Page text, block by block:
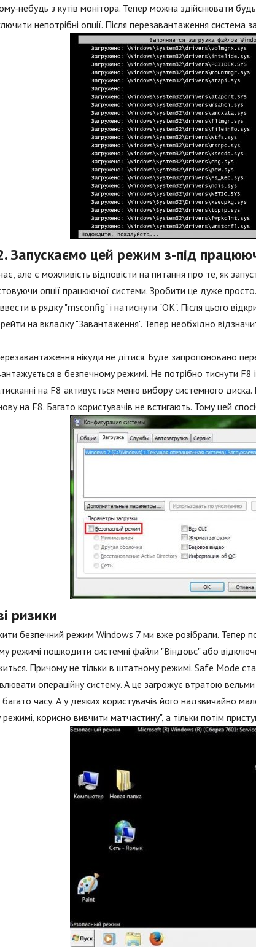
небудь з кутів монітора. Тепер можна здійснювати
непотрібні опції. Після перезавантаження система
Запускаємо цей режим з-під
але є можливість відповісти на питання про те, як
опції працюючої системи. Зробити це дуже
в рядку "msconfig" і натиснути "ОК". Після цього
на вкладку "Завантаження". Тепер необхідно
нікуди не дітися. Буде запропоновано
в безпечному режимі. Не потрібно тиснути
на F8 активується меню вибору системного
на F8. Багато користувачів не встигають. Тому цей
ризики
безпечний режим Windows 7 ми вже розібрали. Тепер
режимі пошкодити системні файли "Віндовс" або
Причому не тільки в штатному режимі. Safe Mode
операційну систему. А це загрожує втратою
часу. А у деяких користувачів його надзвичайно
корисно вивчити матчастину", а тільки потім